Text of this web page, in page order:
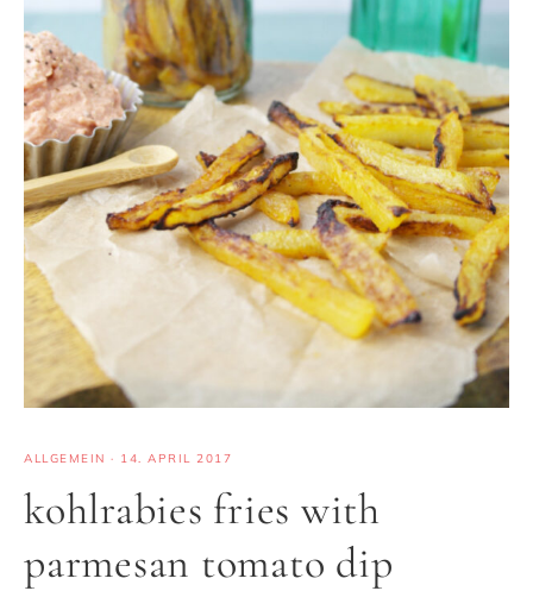
ALLGEMEIN · 14. APRIL 2017
kohlrabies fries with
parmesan tomato dip